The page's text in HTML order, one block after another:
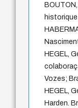
historique
HEGEL,
Vozes;
HEGEL,
Harden.